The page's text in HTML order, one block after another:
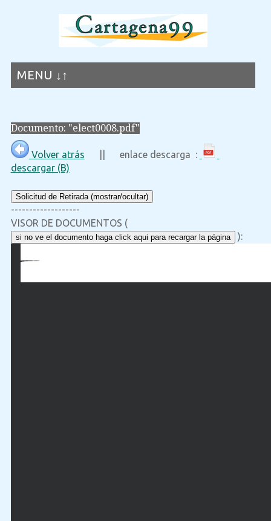
MENU ↓↑
Documento: "elect0008.pdf"
Volver atrás || enlace descarga :
descargar (B)
Solicitud de Retirada (mostrar/ocultar)
-------------------
VISOR DE DOCUMENTOS (
si no ve el documento haga click aqui para recargar la página ):